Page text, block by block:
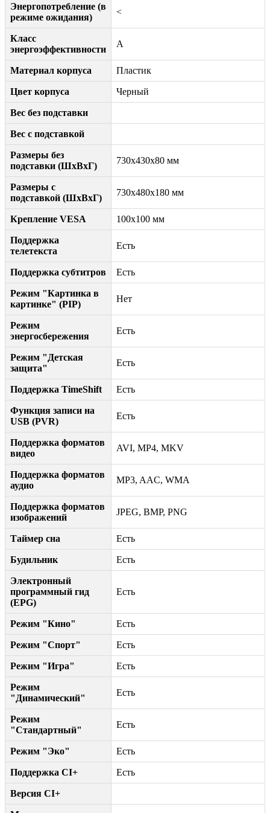
Энергопотребление (в
режиме ожидания)
<
Класс
энергоэффективности
A
Материал корпуса Пластик
Цвет корпуса Черный
Вес без подставки
Вес с подставкой
Размеры без
подставки (ШxВxГ)
730x430x80 мм
Размеры с
подставкой (ШxВxГ)
730x480x180 мм
Крепление VESA 100x100 мм
Поддержка
телетекста
Есть
Поддержка субтитров Есть
Режим "Картинка в
картинке" (PIP)
Нет
Режим
энергосбережения
Есть
Режим "Детская
защита"
Есть
Поддержка TimeShift Есть
Функция записи на
USB (PVR)
Есть
Поддержка форматов
видео
AVI, MP4, MKV
Поддержка форматов
аудио
MP3, AAC, WMA
Поддержка форматов
изображений
JPEG, BMP, PNG
Таймер сна Есть
Будильник Есть
Электронный
программный гид
(EPG)
Есть
Режим "Кино" Есть
Режим "Спорт" Есть
Режим "Игра" Есть
Режим
"Динамический"
Есть
Режим
"Стандартный"
Есть
Режим "Эко" Есть
Поддержка CI+ Есть
Версия CI+